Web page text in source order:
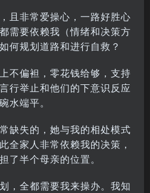
且非常爱操心，一路好胜心
需要依赖我（情绪和决策方
何规划道路和进行自救？
不偏袒，零花钱给够，支持
行举止和他们的下意识反应
水端平。
缺失的，她与我的相处模式
全家人非常依赖我的决策，
了半个母亲的位置。
，全都需要我来操办。我知